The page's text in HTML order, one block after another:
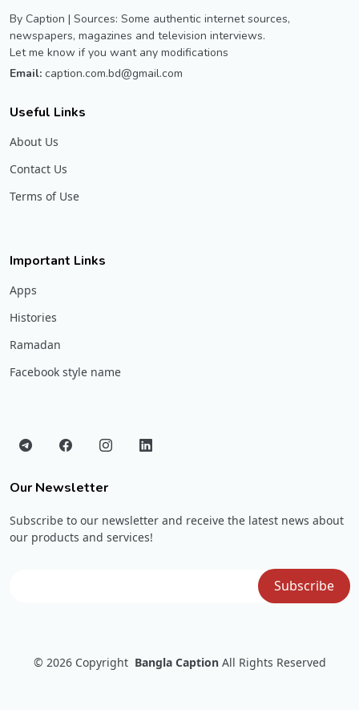
By Caption | Sources: Some authentic internet sources,
newspapers, magazines and television interviews.
Let me know if you want any modifications
Email: caption.com.bd@gmail.com
Useful Links
About Us
Contact Us
Terms of Use
Important Links
Apps
Histories
Ramadan
Facebook style name
Our Newsletter
Subscribe to our newsletter and receive the latest news about
our products and services!
© 2026 Copyright Bangla Caption All Rights Reserved